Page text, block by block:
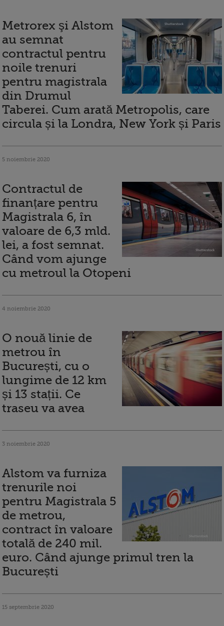
Metrorex şi Alstom
au semnat
contractul pentru
noile trenuri
pentru magistrala
din Drumul
Taberei. Cum arată Metropolis, care
circula și la Londra, New York și Paris
5 noiembrie 2020
Contractul de
finanțare pentru
Magistrala 6, în
valoare de 6,3 mld.
lei, a fost semnat.
Când vom ajunge
cu metroul la Otopeni
4 noiembrie 2020
O nouă linie de
metrou în
București, cu o
lungime de 12 km
și 13 stații. Ce
traseu va avea
3 noiembrie 2020
Alstom va furniza
trenurile noi
pentru Magistrala 5
de metrou,
contract în valoare
totală de 240 mil.
euro. Când ajunge primul tren la
București
15 septembrie 2020